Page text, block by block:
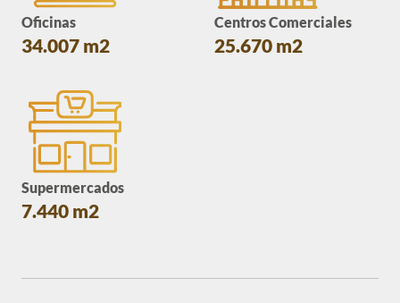
Oficinas
34.007 m2
Centros Comerciales
25.670 m2
Supermercados
7.440 m2